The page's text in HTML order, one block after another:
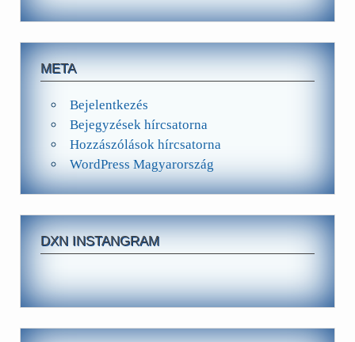
META
Bejelentkezés
Bejegyzések hírcsatorna
Hozzászólások hírcsatorna
WordPress Magyarország
DXN INSTANGRAM